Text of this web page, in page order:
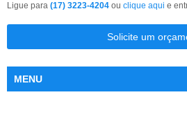
Ligue para (17) 3223-4204 ou clique aqui e
Solicite um
MENU